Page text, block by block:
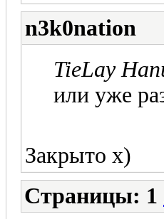
n3k0nation
TieLay
или уже
Закрыто х)
Страницы: 1